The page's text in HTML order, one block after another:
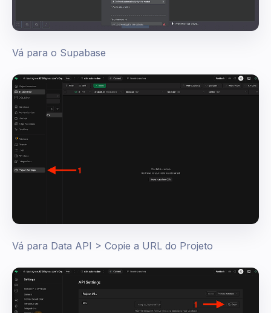
Vá para o Supabase
Vá para Data API > Copie a URL do Projeto